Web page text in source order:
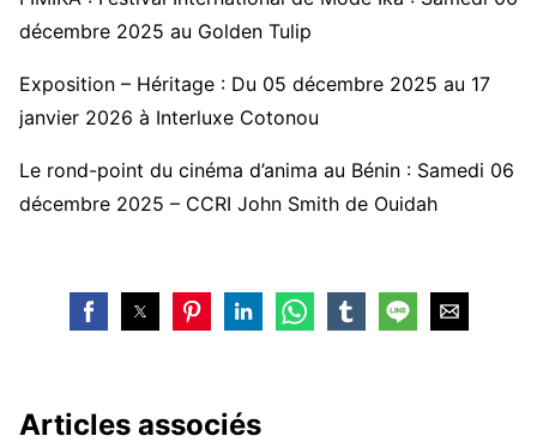
décembre 2025 au Golden Tulip
Exposition – Héritage : Du 05 décembre 2025 au 17
janvier 2026 à Interluxe Cotonou
Le rond-point du cinéma d’anima au Bénin : Samedi 06
décembre 2025 – CCRI John Smith de Ouidah
Articles associés